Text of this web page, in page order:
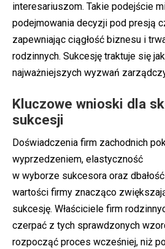
interesariuszom. Takie podejście
podejmowania decyzji pod presją
zapewniając ciągłość biznesu i
rodzinnych. Sukcesję traktuje się
najważniejszych wyzwań
Kluczowe wnioski dla
sukcesji
Doświadczenia firm zachodnich
wyprzedzeniem, elastyczność
w wyborze sukcesora oraz
wartości firmy znacząco
sukcesję. Właściciele firm
czerpać z tych sprawdzonych
rozpocząć proces wcześniej, niż